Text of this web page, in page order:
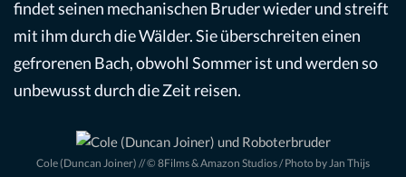
findet seinen mechanischen Bruder wieder und streift
mit ihm durch die Wälder. Sie überschreiten einen
gefrorenen Bach, obwohl Sommer ist und werden so
unbewusst durch die Zeit reisen.
Cole (Duncan Joiner) // © 8Films & Amazon Studios / Photo by Jan Thijs